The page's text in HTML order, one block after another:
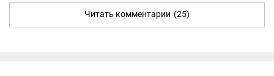
Читать комментарии (25)